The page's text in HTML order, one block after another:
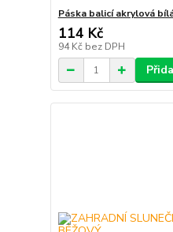
Páska balicí akrylová
114 Kč
94 Kč bez DPH